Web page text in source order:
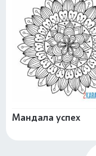
Мандала успех